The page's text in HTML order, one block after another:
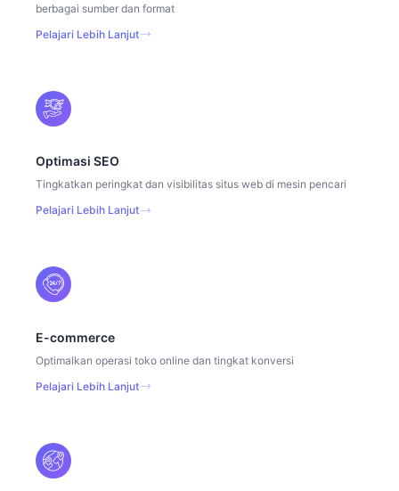
berbagai sumber dan format
Pelajari Lebih Lanjut
Optimasi SEO
Tingkatkan peringkat dan visibilitas situs web di mesin pencari
Pelajari Lebih Lanjut
E-commerce
Optimalkan operasi toko online dan tingkat konversi
Pelajari Lebih Lanjut